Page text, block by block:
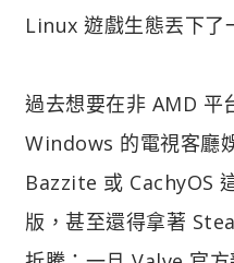
Linux 遊戲生態丟下了
過去想要在非 AMD 平
Windows 的電視客廳
Bazzite 或 CachyOS
版，甚至還得拿著